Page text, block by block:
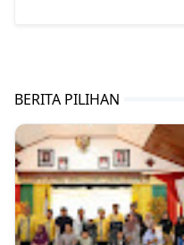
BERITA PILIHAN